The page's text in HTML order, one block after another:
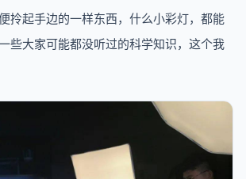
拎起手边的一样东西，什么小彩灯，都能
些大家可能都没听过的科学知识，这个我